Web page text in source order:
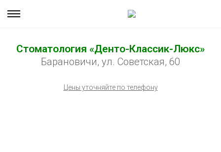
Стоматология «Денто-Классик-Люкс»
Барановичи, ул. Советская, 60
Цены уточняйте по телефону